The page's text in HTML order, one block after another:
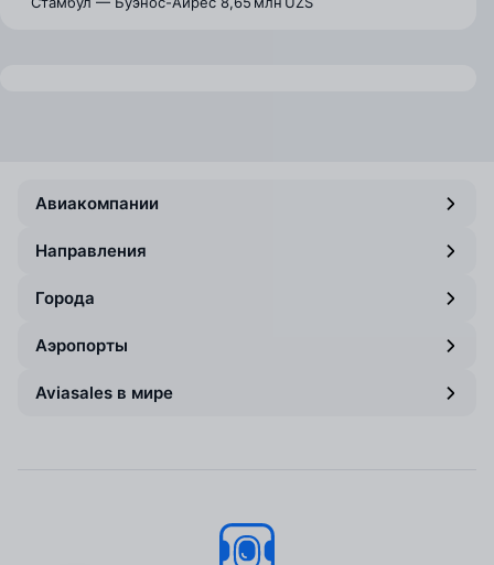
Авиакомпании
Направления
Города
Аэропорты
Aviasales в мире